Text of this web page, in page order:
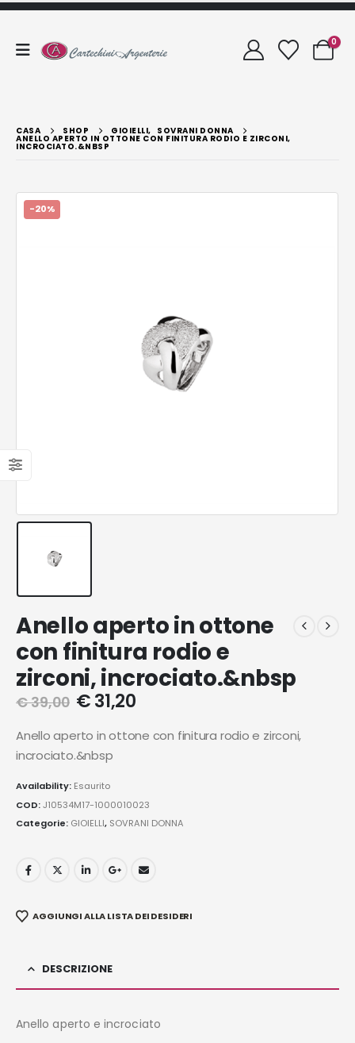
0
CASA SHOP GIOIELLI, SOVRANI DONNA
ANELLO APERTO IN OTTONE CON FINITURA RODIO E ZIRCONI,
INCROCIATO.&NBSP
-20%
Anello aperto in ottone
con finitura rodio e
zirconi, incrociato.&nbsp
€39,00 €31,20
Anello aperto in ottone con finitura rodio e zirconi,
incrociato.&nbsp
Availability: Esaurito
COD:J10534M17-1000010023
Categorie: GIOIELLI, SOVRANI DONNA
AGGIUNGI ALLA LISTA DEI DESIDERI
DESCRIZIONE
Anello aperto e incrociato